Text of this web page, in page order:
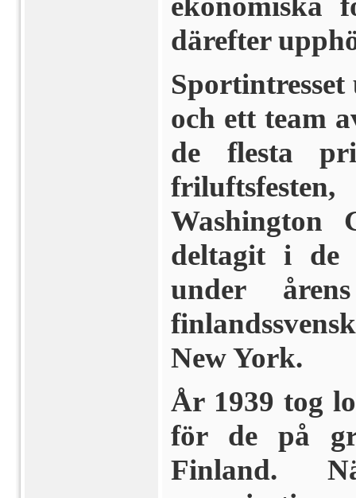
därefter
Sportintresset
och ett team
de flesta
Washington
deltagit i de
under
New York.
År 1939 tog
för de på
Finland.